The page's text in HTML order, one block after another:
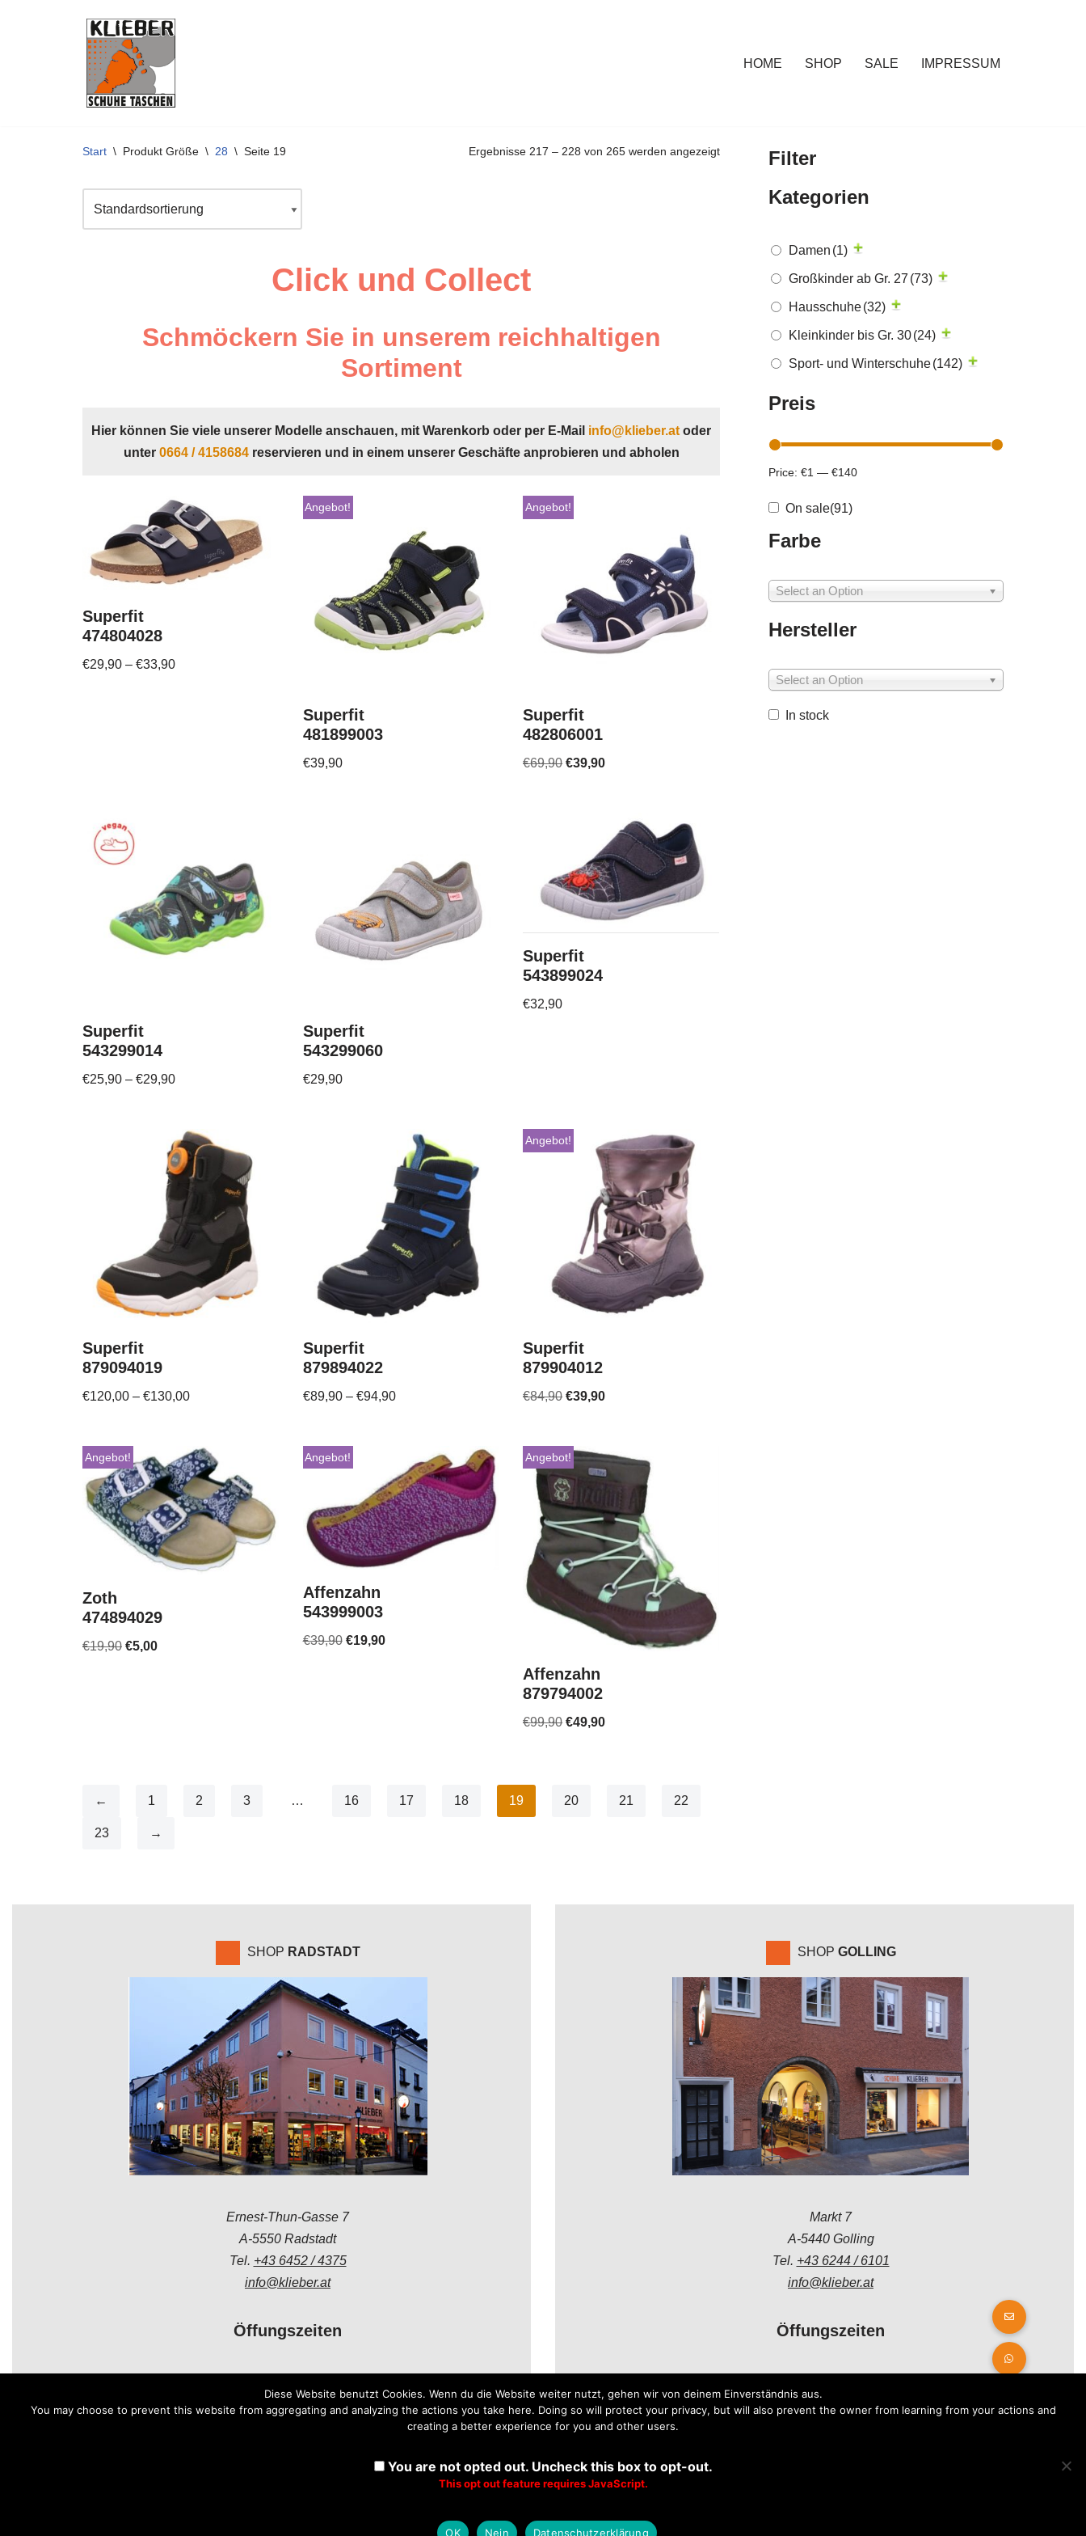
HOME SHOP SALE IMPRESSUM
Start \ Produkt Größe \ 28 \ Seite 19 Ergebnisse 217 – 228 von 265 werden angezeigt
Click und Collect
Schmöckern Sie in unserem reichhaltigen
Sortiment
Hier können Sie viele unserer Modelle anschauen, mit Warenkorb oder per E-Mail info@klieber.at oder
unter 0664 / 4158684reservieren und in einem unserer Geschäfte anprobieren und abholen
Superfit
474804028
€29,90 – €33,90
Angebot!
Superfit
481899003
€39,90
Angebot!
Superfit
482806001
€69,90 €39,90
Superfit
543299014
€25,90 – €29,90
Superfit
543299060
€29,90
Superfit
543899024
€32,90
Superfit
879094019
€120,00 – €130,00
Superfit
879894022
€89,90 – €94,90
Angebot!
Superfit
879904012
€84,90 €39,90
Angebot!
Zoth
474894029
€19,90 €5,00
Angebot!
Affenzahn
543999003
€39,90 €19,90
Angebot!
Affenzahn
879794002
€99,90 €49,90
← 1 2 3 … 16 17 18 19 20 21 22
23 →
Filter
Kategorien
Damen (1)
Großkinder ab Gr. 27 (73)
Hausschuhe(32)
Kleinkinder bis Gr. 30(24)
Sport- und Winterschuhe(142)
Preis
Price: €1 — €140
On sale(91)
Farbe
Select an Option
Hersteller
Select an Option
In stock
SHOP RADSTADT
Ernest-Thun-Gasse 7
A-5550 Radstadt
Tel. +43 6452 / 4375
info@klieber.at
Öffungszeiten
08.00 - 12.00 Uhr
SHOP GOLLING
Markt 7
A-5440 Golling
Tel. +43 6244 / 6101
info@klieber.at
Öffungszeiten
08.00 - 12.00 Uhr
Diese Website benutzt Cookies. Wenn du die Website weiter nutzt, gehen wir von deinem Einverständnis aus.
You may choose to prevent this website from aggregating and analyzing the actions you take here. Doing so will protect your privacy, but will also prevent the owner from learning from your actions and
creating a better experience for you and other users.
You are not opted out. Uncheck this box to opt-out.
This opt out feature requires JavaScript.
OK Nein Datenschutzerklärung